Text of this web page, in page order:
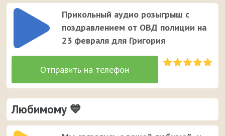
Прикольный аудио розыгрыш с
поздравлением от ОВД полиции на
23 февраля для Григория
Любимому 💙